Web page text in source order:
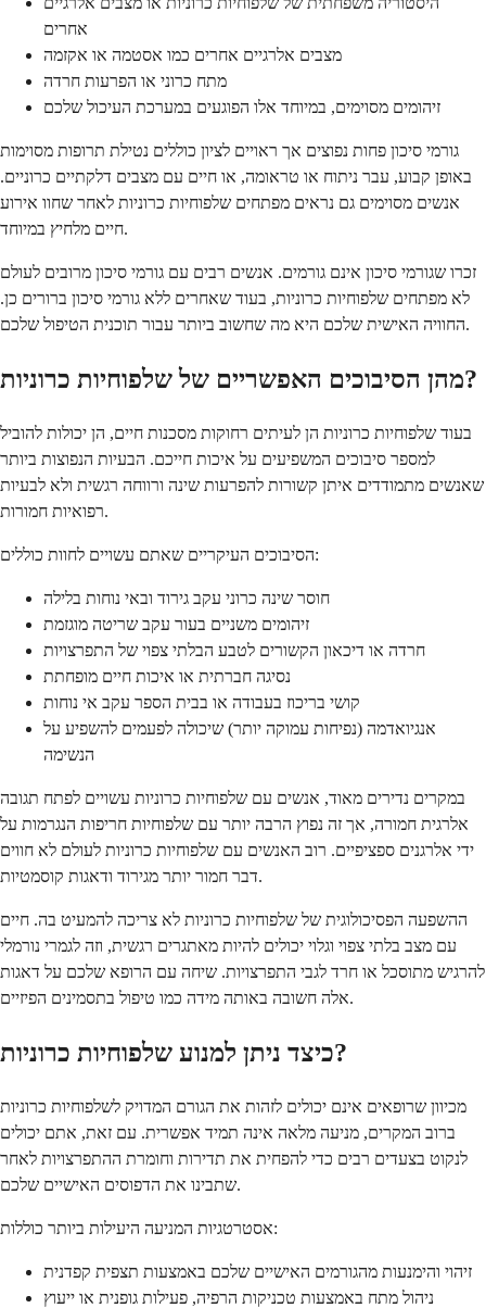
אחרים
מצבים אלרגיים אחרים כמו אסטמה או אקזמה
מתח כרוני או הפרעות חרדה
זיהומים מסוימים, במיוחד אלו הפוגעים במערכת העיכול שלכם
גורמי סיכון פחות נפוצים אך ראויים לציון כוללים נטילת תרופות מסוימות
באופן קבוע, עבר ניתוח או טראומה, או חיים עם מצבים דלקתיים כרוניים.
אנשים מסוימים גם נראים מפתחים שלפוחיות כרוניות לאחר שחוו אירוע
חיים מלחיץ במיוחד.
זכרו שגורמי סיכון אינם גורמים. אנשים רבים עם גורמי סיכון מרובים לעולם
לא מפתחים שלפוחיות כרוניות, בעוד שאחרים ללא גורמי סיכון ברורים כן.
החוויה האישית שלכם היא מה שחשוב ביותר עבור תוכנית הטיפול שלכם.
מהן הסיבוכים האפשריים של שלפוחיות כרוניות?
בעוד שלפוחיות כרוניות הן לעיתים רחוקות מסכנות חיים, הן יכולות להוביל
למספר סיבוכים המשפיעים על איכות חייכם. הבעיות הנפוצות ביותר
שאנשים מתמודדים איתן קשורות להפרעות שינה ורווחה רגשית ולא לבעיות
רפואיות חמורות.
הסיבוכים העיקריים שאתם עשויים לחוות כוללים:
חוסר שינה כרוני עקב גירוד ובאי נוחות בלילה
זיהומים משניים בעור עקב שריטה מוגזמת
חרדה או דיכאון הקשורים לטבע הבלתי צפוי של התפרצויות
נסיגה חברתית או איכות חיים מופחתת
קושי בריכוז בעבודה או בבית הספר עקב אי נוחות
אנגיואדמה (נפיחות עמוקה יותר) שיכולה לפעמים להשפיע על
הנשימה
במקרים נדירים מאוד, אנשים עם שלפוחיות כרוניות עשויים לפתח תגובה
אלרגית חמורה, אך זה נפוץ הרבה יותר עם שלפוחיות חריפות הנגרמות על
ידי אלרגנים ספציפיים. רוב האנשים עם שלפוחיות כרוניות לעולם לא חווים
דבר חמור יותר מגירוד ודאגות קוסמטיות.
ההשפעה הפסיכולוגית של שלפוחיות כרוניות לא צריכה להמעיט בה. חיים
עם מצב בלתי צפוי וגלוי יכולים להיות מאתגרים רגשית, וזה לגמרי נורמלי
להרגיש מתוסכל או חרד לגבי התפרצויות. שיחה עם הרופא שלכם על דאגות
אלה חשובה באותה מידה כמו טיפול בתסמינים הפיזיים.
כיצד ניתן למנוע שלפוחיות כרוניות?
מכיוון שרופאים אינם יכולים לזהות את הגורם המדויק לשלפוחיות כרוניות
ברוב המקרים, מניעה מלאה אינה תמיד אפשרית. עם זאת, אתם יכולים
לנקוט בצעדים רבים כדי להפחית את תדירות וחומרת ההתפרצויות לאחר
שתבינו את הדפוסים האישיים שלכם.
אסטרטגיות המניעה היעילות ביותר כוללות:
זיהוי והימנעות מהגורמים האישיים שלכם באמצעות תצפית קפדנית
ניהול מתח באמצעות טכניקות הרפיה, פעילות גופנית או ייעוץ